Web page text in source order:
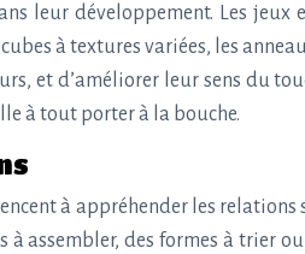
leur développement. Les
à textures variées, les
et d’améliorer leur sens du
à tout porter à la bouche.
à appréhender les
assembler, des formes à trier